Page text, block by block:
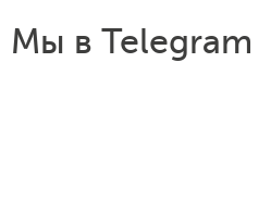
Мы в Telegram